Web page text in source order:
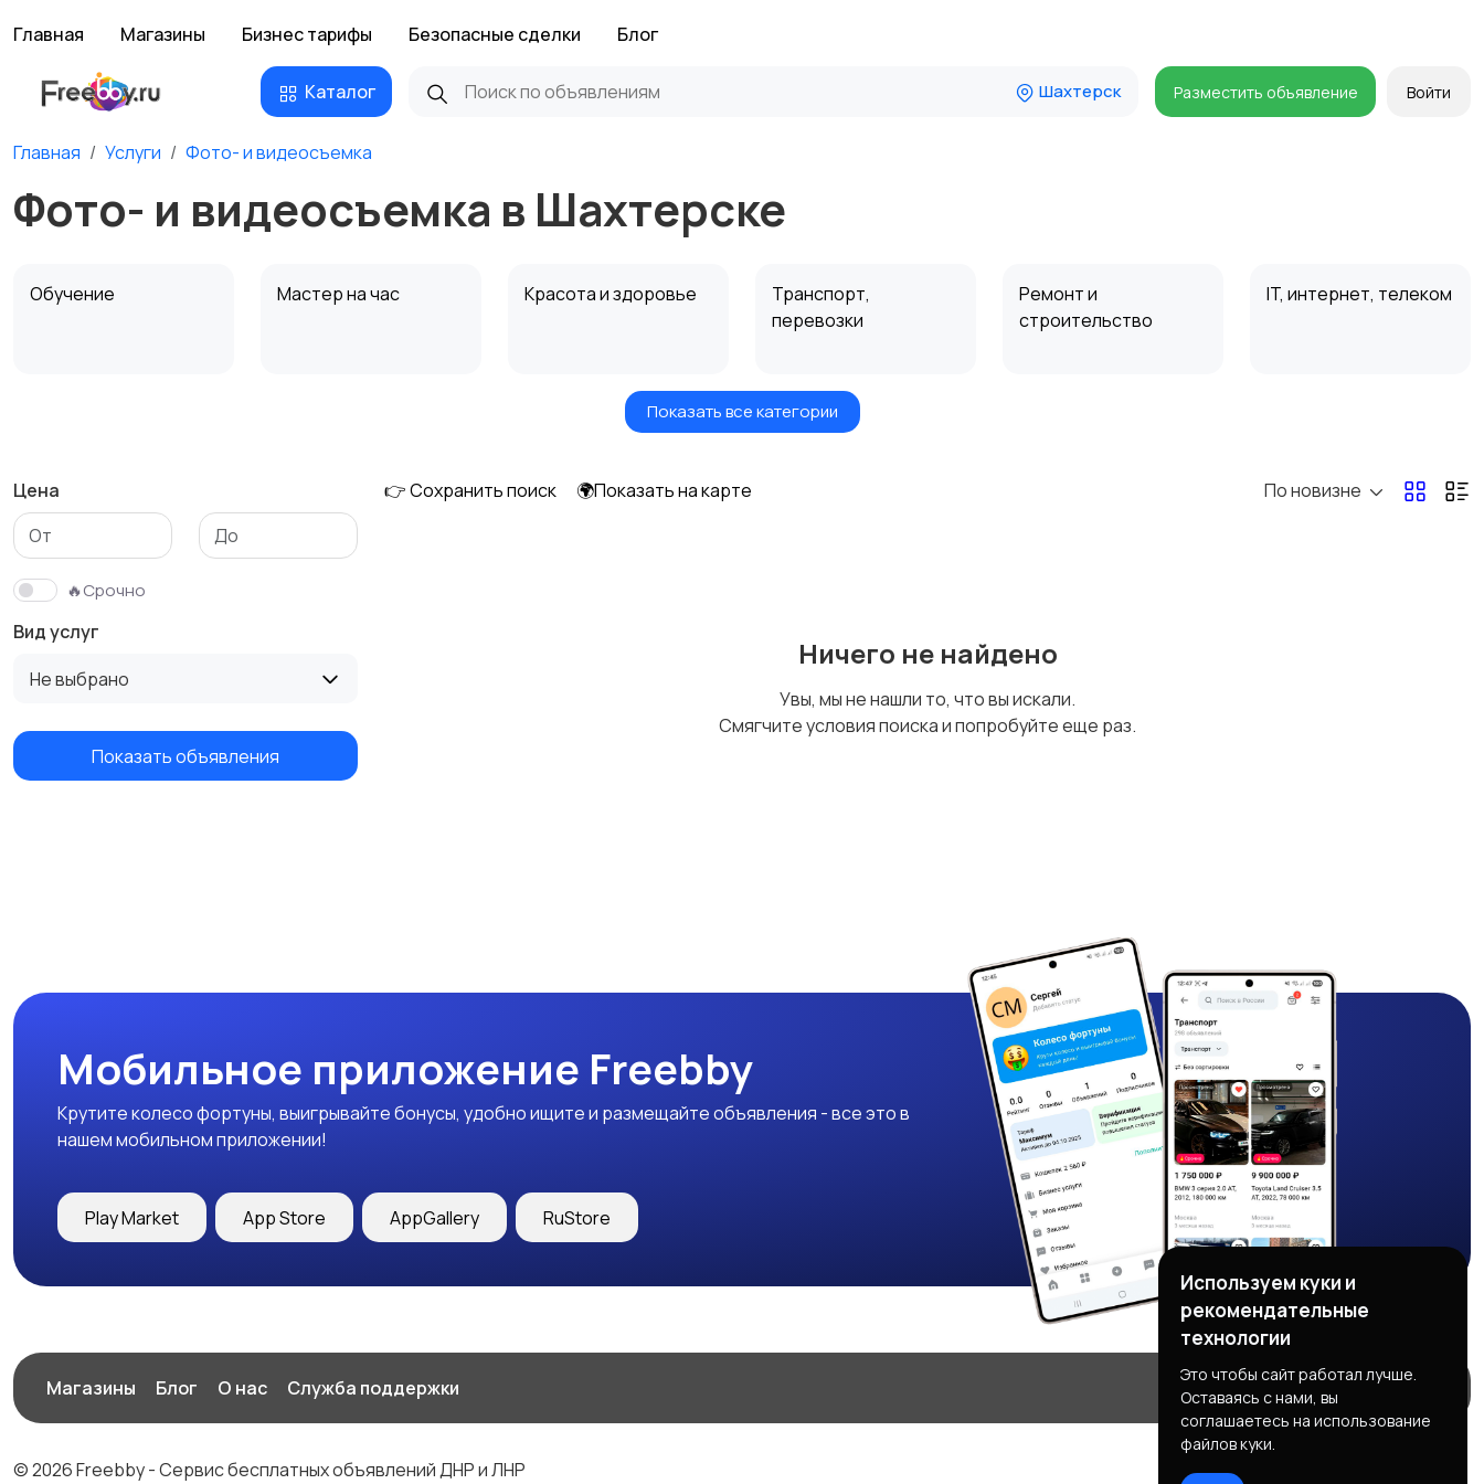
Главная Магазины Бизнес тарифы Безопасные сделки Блог
Каталог Шахтерск Разместить объявление Войти
Главная Услуги Фото- и видеосъемка
Фото- и видеосъемка в Шахтерске
Обучение Мастер на час Красота и здоровье
Транспорт,
перевозки
Ремонт и
строительство
IT, интернет, телеком
Ремонт техники
Изготовление на
заказ
Продукты питания и
Показать все категории
Цена
🔥Срочно
Вид услуг
Не выбрано
Показать объявления
👉 Сохранить поиск 🌍Показать на карте По новизне
Ничего не найдено
Увы, мы не нашли то, что вы искали.
Смягчите условия поиска и попробуйте еще раз.
Мобильное приложение Freebby
Крутите колесо фортуны, выигрывайте бонусы, удобно ищите и размещайте объявления - все это в
нашем мобильном приложении!
Play Market App Store AppGallery RuStore
Магазины Блог О нас Служба поддержки
© 2026 Freebby - Сервис бесплатных объявлений ДНР и ЛНР
Используем куки и
рекомендательные
технологии
Это чтобы сайт работал лучше.
Оставаясь с нами, вы
соглашаетесь на использование
файлов куки.